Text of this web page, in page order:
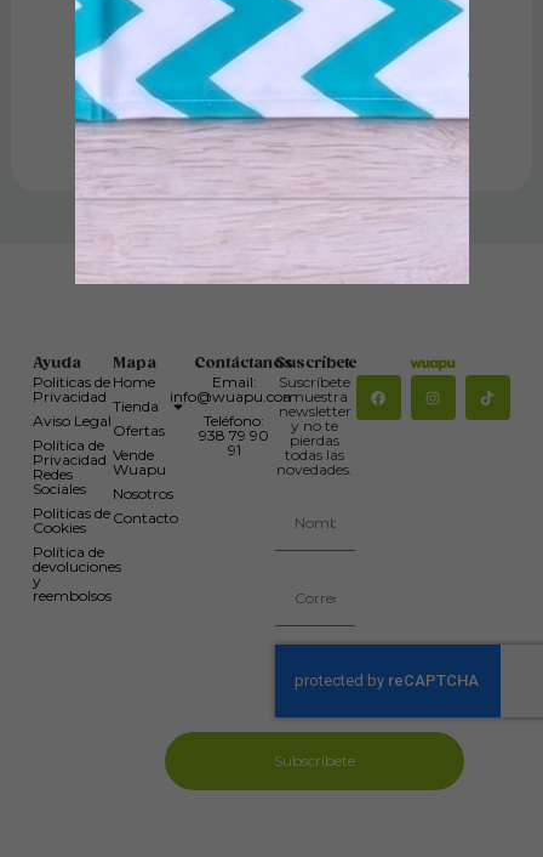
Limpiador Hábitat. 750 ml
11,19€
Añadir al carrito
Ayuda
Politicas de
Privacidad
Aviso Legal
Política de
Privacidad
Redes
Sociales
Politicas de
Cookies
Política de
devoluciones
y
reembolsos
Mapa
Home
Tienda
Ofertas
Vende
Wuapu
Nosotros
Contacto
Contáctanos
Email:
info@wuapu.com
Teléfono:
938 79 90
91
Suscríbete
Suscríbete
a nuestra
newsletter
y no te
pierdas
todas las
novedades.
Subscríbete